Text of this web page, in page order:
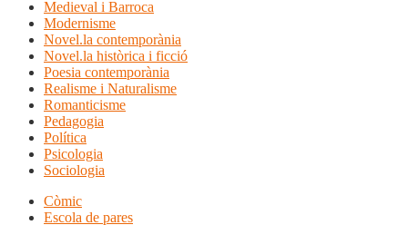
Medieval i Barroca
Modernisme
Novel.la contemporània
Novel.la històrica i ficció
Poesia contemporània
Realisme i Naturalisme
Romanticisme
Pedagogia
Política
Psicologia
Sociologia
Còmic
Escola de pares